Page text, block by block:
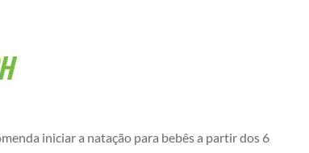
iniciar a natação para bebês a partir dos 6